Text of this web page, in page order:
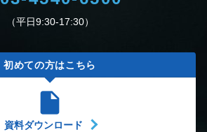
（平日9:30-17:30）
初めての方はこちら
insert_drive_file
資料ダウンロード